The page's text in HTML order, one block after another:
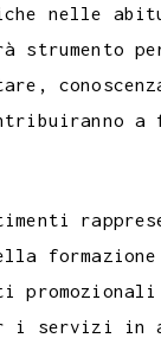
nelle
strumento
a
formazione
i servizi in